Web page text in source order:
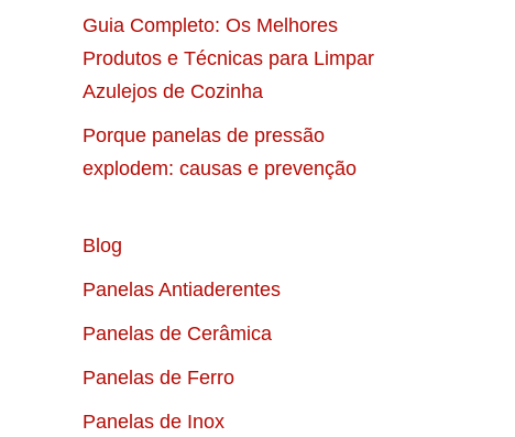
Guia Completo: Os Melhores
Produtos e Técnicas para Limpar
Azulejos de Cozinha
Porque panelas de pressão
explodem: causas e prevenção
Blog
Panelas Antiaderentes
Panelas de Cerâmica
Panelas de Ferro
Panelas de Inox